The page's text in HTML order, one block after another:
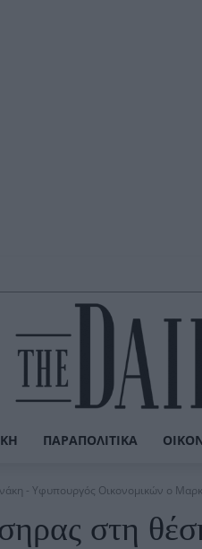
ΠΑΡΑΠΟΛΙΤΙΚΆ
- Υφυπουργός Οικονομικών ο
στη